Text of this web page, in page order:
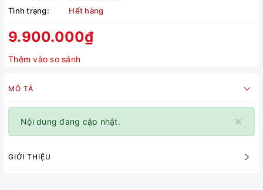
Tình trạng:
Hết hàng
9.900.000₫
Thêm vào so sánh
MÔ TẢ
×
Nội dung đang cập nhật.
GIỚI THIỆU